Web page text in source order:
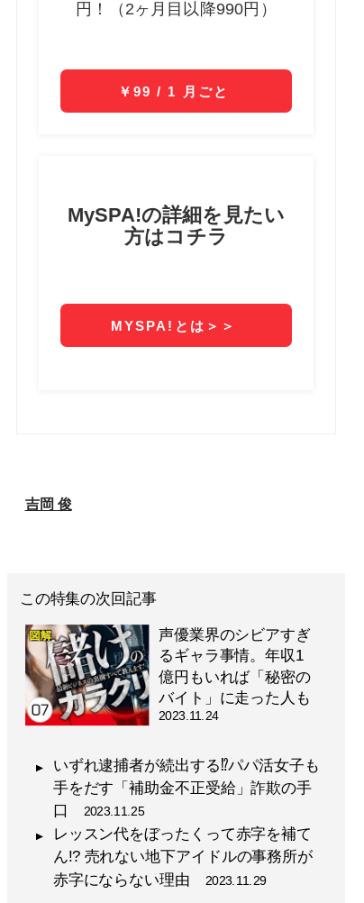
吉岡 俊
この特集の次回記事
声優業界のシビアすぎ
るギャラ事情。年収1
億円もいれば「秘密の
バイト」に走った人も
2023.11.24
いずれ逮捕者が続出する⁉パパ活女子も
手をだす「補助金不正受給」詐欺の手
口 2023.11.25
レッスン代をぼったくって赤字を補て
ん!? 売れない地下アイドルの事務所が
赤字にならない理由
2023.11.29